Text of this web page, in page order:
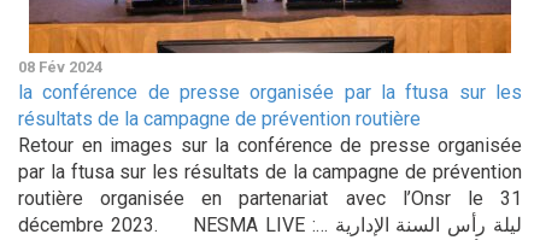
08 Fév 2024
la conférence de presse organisée par la ftusa sur les
résultats de la campagne de prévention routière
Retour en images sur la conférence de presse organisée
par la ftusa sur les résultats de la campagne de prévention
routière organisée en partenariat avec l’Onsr le 31
décembre 2023. NESMA LIVE :ليلة رأس السنة الإدارية …